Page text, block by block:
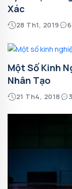
Xác
28 Th1, 2019
Một Số Kinh
Nhân Tạo
21 Th4, 2018